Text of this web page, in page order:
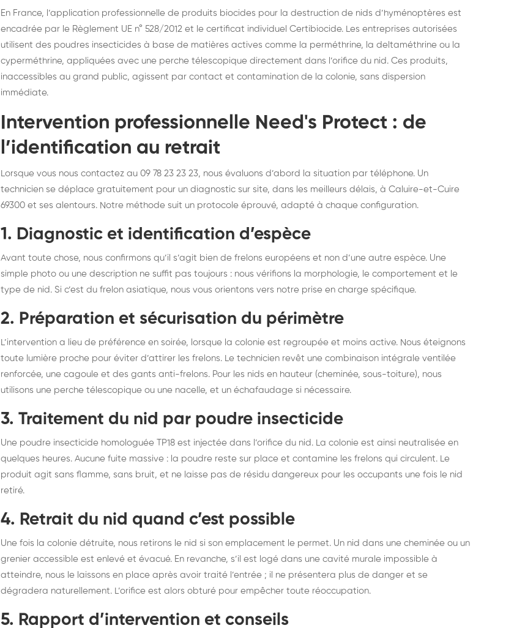
En France, l’application professionnelle de produits biocides pour la destruction de nids d’hyménoptères est
encadrée par le Règlement UE n° 528/2012 et le certificat individuel Certibiocide. Les entreprises autorisées
utilisent des poudres insecticides à base de matières actives comme la perméthrine, la deltaméthrine ou la
cyperméthrine, appliquées avec une perche télescopique directement dans l’orifice du nid. Ces produits,
inaccessibles au grand public, agissent par contact et contamination de la colonie, sans dispersion
immédiate.
Intervention professionnelle Need's Protect : de
l’identification au retrait
Lorsque vous nous contactez au 09 78 23 23 23, nous évaluons d’abord la situation par téléphone. Un
technicien se déplace gratuitement pour un diagnostic sur site, dans les meilleurs délais, à Caluire-et-Cuire
69300 et ses alentours. Notre méthode suit un protocole éprouvé, adapté à chaque configuration.
1. Diagnostic et identification d’espèce
Avant toute chose, nous confirmons qu’il s’agit bien de frelons européens et non d’une autre espèce. Une
simple photo ou une description ne suffit pas toujours : nous vérifions la morphologie, le comportement et le
type de nid. Si c’est du frelon asiatique, nous vous orientons vers notre prise en charge spécifique.
2. Préparation et sécurisation du périmètre
L’intervention a lieu de préférence en soirée, lorsque la colonie est regroupée et moins active. Nous éteignons
toute lumière proche pour éviter d’attirer les frelons. Le technicien revêt une combinaison intégrale ventilée
renforcée, une cagoule et des gants anti-frelons. Pour les nids en hauteur (cheminée, sous-toiture), nous
utilisons une perche télescopique ou une nacelle, et un échafaudage si nécessaire.
3. Traitement du nid par poudre insecticide
Une poudre insecticide homologuée TP18 est injectée dans l’orifice du nid. La colonie est ainsi neutralisée en
quelques heures. Aucune fuite massive : la poudre reste sur place et contamine les frelons qui circulent. Le
produit agit sans flamme, sans bruit, et ne laisse pas de résidu dangereux pour les occupants une fois le nid
retiré.
4. Retrait du nid quand c’est possible
Une fois la colonie détruite, nous retirons le nid si son emplacement le permet. Un nid dans une cheminée ou un
grenier accessible est enlevé et évacué. En revanche, s’il est logé dans une cavité murale impossible à
atteindre, nous le laissons en place après avoir traité l’entrée ; il ne présentera plus de danger et se
dégradera naturellement. L’orifice est alors obturé pour empêcher toute réoccupation.
5. Rapport d’intervention et conseils